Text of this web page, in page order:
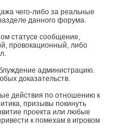
чего-либо за реальные
данного форума.
статусе сообщение,
провокационный, либо
администрацию.
доказательств.
действия по отношению к
призывы покинуть
проекта или любые
к помехам в игровом